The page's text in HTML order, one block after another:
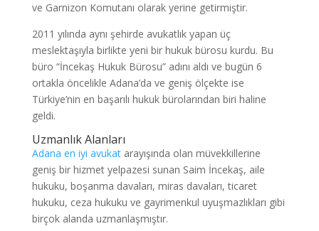
ve Garnizon Komutanı olarak yerine getirmiştir.
2011 yılında aynı şehirde avukatlık yapan üç
meslektaşıyla birlikte yeni bir hukuk bürosu kurdu. Bu
büro “İncekaş Hukuk Bürosu” adını aldı ve bugün 6
ortakla öncelikle Adana’da ve geniş ölçekte ise
Türkiye’nin en başarılı hukuk bürolarından biri haline
geldi.
Uzmanlık Alanları
Adana en iyi avukatarayışında olan müvekkillerine
geniş bir hizmet yelpazesi sunan Saim İncekaş, aile
hukuku, boşanma davaları, miras davaları, ticaret
hukuku, ceza hukuku ve gayrimenkul uyuşmazlıkları gibi
birçok alanda uzmanlaşmıştır.